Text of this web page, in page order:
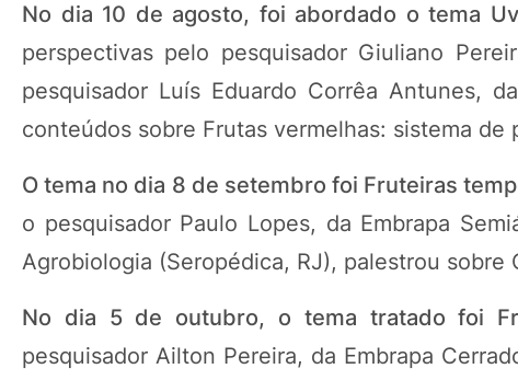
No dia 10 de agosto, foi abordado o tema
perspectivas pelo pesquisador Giuliano
pesquisador Luís Eduardo Corrêa Antunes,
conteúdos sobre Frutas vermelhas: sistema
O tema no dia 8 de setembro foi Fruteiras
o pesquisador Paulo Lopes, da Embrapa
Agrobiologia (Seropédica, RJ), palestrou
No dia 5 de outubro, o tema tratado foi
pesquisador Ailton Pereira, da Embrapa